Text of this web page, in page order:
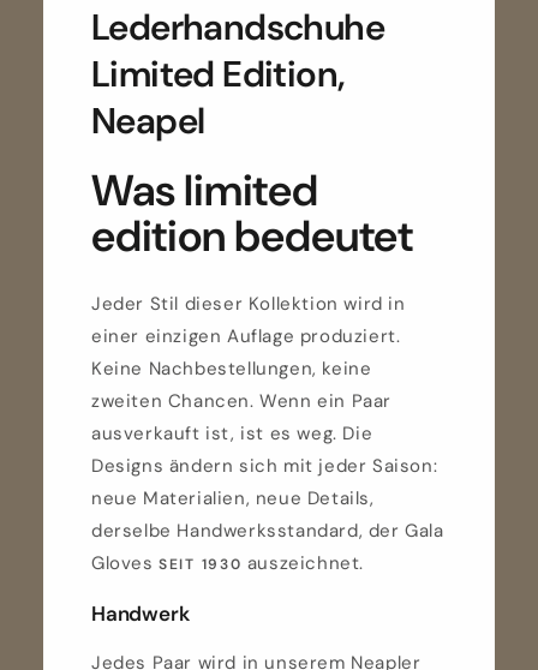
Lederhandschuhe
Limited Edition,
Neapel
Was limited
edition bedeutet
Jeder Stil dieser Kollektion wird in
einer einzigen Auflage produziert.
Keine Nachbestellungen, keine
zweiten Chancen. Wenn ein Paar
ausverkauft ist, ist es weg. Die
Designs ändern sich mit jeder Saison:
neue Materialien, neue Details,
derselbe Handwerksstandard, der Gala
GlovesSEIT 1930 auszeichnet.
Handwerk
Jedes Paar wird in unserem Neapler